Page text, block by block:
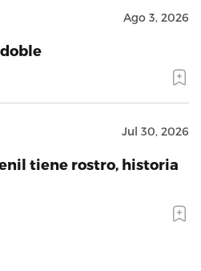
Ago 3, 2026
Jul 30, 2026
tiene rostro, historia